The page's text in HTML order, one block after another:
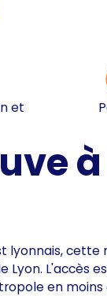
et
lyonnais,
Lyon. L'accès
en moins